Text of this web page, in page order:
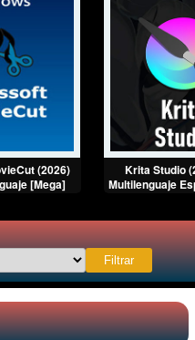
(2026)
[Mega]
Krita Studio
Multilenguaje